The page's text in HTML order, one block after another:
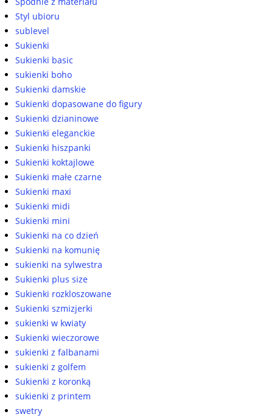
Styl ubioru
sublevel
Sukienki
Sukienki basic
sukienki boho
Sukienki damskie
Sukienki dopasowane do figury
Sukienki dzianinowe
Sukienki eleganckie
Sukienki hiszpanki
Sukienki koktajlowe
Sukienki małe czarne
Sukienki maxi
Sukienki midi
Sukienki mini
Sukienki na co dzień
Sukienki na komunię
sukienki na sylwestra
Sukienki plus size
Sukienki rozkloszowane
Sukienki szmizjerki
sukienki w kwiaty
Sukienki wieczorowe
sukienki z falbanami
sukienki z golfem
Sukienki z koronką
sukienki z printem
swetry